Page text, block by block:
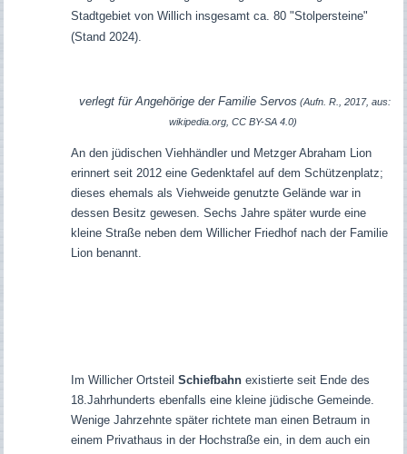
Stadtgebiet von Willich insgesamt ca. 80 "Stolpersteine"
(Stand 2024).
verlegt für Angehörige der Familie Servos (Aufn. R., 2017, aus:
wikipedia.org, CC BY-SA 4.0)
An den jüdischen Viehhändler und Metzger Abraham Lion
erinnert seit 2012 eine Gedenktafel auf dem Schützenplatz;
dieses ehemals als Viehweide genutzte Gelände war in
dessen Besitz gewesen. Sechs Jahre später wurde eine
kleine Straße neben dem Willicher Friedhof nach der Familie
Lion benannt.
Im Willicher Ortsteil Schiefbahnexistierte seit Ende des
18.Jahrhunderts ebenfalls eine kleine jüdische Gemeinde.
Wenige Jahrzehnte später richtete man einen Betraum in
einem Privathaus in der Hochstraße ein, in dem auch ein